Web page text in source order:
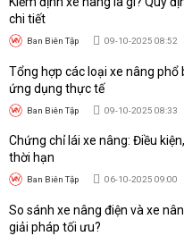
chi tiết
Ban Biên Tập 09-10-2025 08:52
Tổng hợp các loại xe nâng phổ
ứng dụng thực tế
Ban Biên Tập 09-10-2025 08:33
Chứng chỉ lái xe nâng: Điều
thời hạn
Ban Biên Tập 06-10-2025 09:00
So sánh xe nâng điện và xe
giải pháp tối ưu?